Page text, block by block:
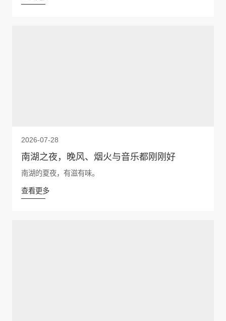
2026-07-28
南湖之夜，晚风、烟火与音乐都刚刚好
南湖的夏夜，有滋有味。
查看更多